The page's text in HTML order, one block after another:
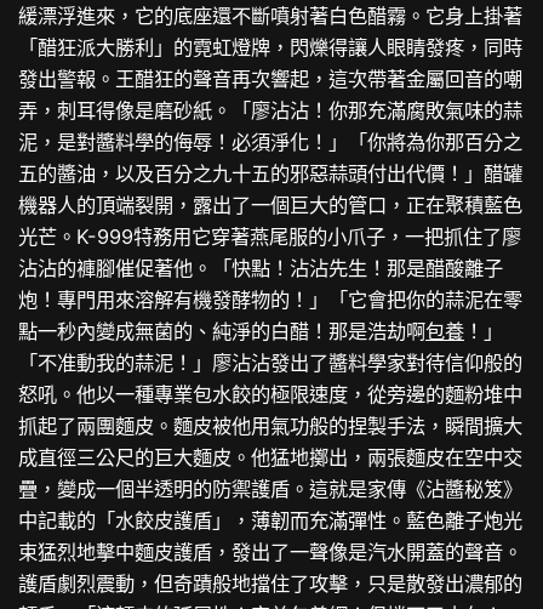
緩漂浮進來，它的底座還不斷噴射著白色醋霧。它身上掛著
「醋狂派大勝利」的霓虹燈牌，閃爍得讓人眼睛發疼，同時
發出警報。王醋狂的聲音再次響起，這次帶著金屬回音的嘲
弄，刺耳得像是磨砂紙。「廖沾沾！你那充滿腐敗氣味的蒜
泥，是對醬料學的侮辱！必須淨化！」「你將為你那百分之
五的醬油，以及百分之九十五的邪惡蒜頭付出代價！」醋罐
機器人的頂端裂開，露出了一個巨大的管口，正在聚積藍色
光芒。K-999特務用它穿著燕尾服的小爪子，一把抓住了廖
沾沾的褲腳催促著他。「快點！沾沾先生！那是醋酸離子
炮！專門用來溶解有機發酵物的！」「它會把你的蒜泥在零
點一秒內變成無菌的、純淨的白醋！那是浩劫啊包養 ！」
「不准動我的蒜泥！」廖沾沾發出了醬料學家對待信仰般的
怒吼。他以一種專業包水餃的極限速度，從旁邊的麵粉堆中
抓起了兩團麵皮。麵皮被他用氣功般的捏製手法，瞬間擴大
成直徑三公尺的巨大麵皮。他猛地擲出，兩張麵皮在空中交
疊，變成一個半透明的防禦護盾。這就是家傳《沾醬秘笈》
中記載的「水餃皮護盾」，薄韌而充滿彈性。藍色離子炮光
束猛烈地擊中麵皮護盾，發出了一聲像是汽水開蓋的聲音。
護盾劇烈震動，但奇蹟般地擋住了攻擊，只是散發出濃郁的